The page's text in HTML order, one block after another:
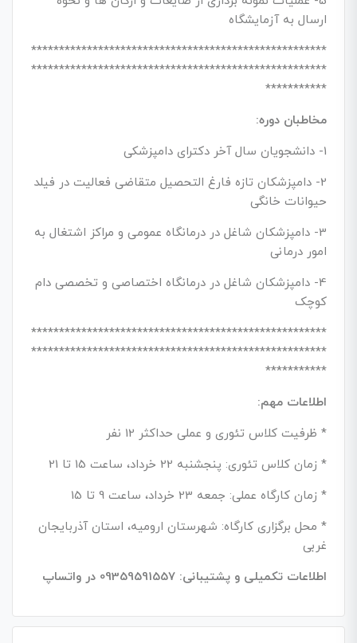
ارسال به آزمایشگاه
*****************************************************
*****************************************************
***********
مخاطبان دوره:
1- دانشجویان سال آخر دکترای دامپزشکی
2- دامپزشکان تازه فارغ التحصیل متقاضی فعالیت در فیلد
حیوانات خانگی
3- دامپزشکان شاغل در درمانگاه عمومی و مراکز اشتغال به
امور درمانی
4- دامپزشکان شاغل در درمانگاه اختصاصی و تخصصی دام
کوچک
*****************************************************
*****************************************************
***********
اطلاعات مهم:
* ظرفیت کلاس تئوری و عملی حداکثر 12 نفر
* زمان کلاس تئوری: پنجشنبه 22 خرداد، ساعت 15 تا 21
* زمان کارگاه عملی: جمعه 23 خرداد، ساعت 9 تا 15
* محل برگزاری کارگاه: شهرستان ارومیه، استان آذربایجان
غربی
اطلاعات تکمیلی و پشتیبانی: 09359591557 در واتساپ